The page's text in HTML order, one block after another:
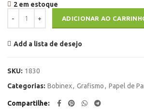
2 em estoque
ADICIONAR AO
Add a lista de desejo
SKU: 1830
Categorias: Bobinex, Grafismo, Papel de
Compartilhe